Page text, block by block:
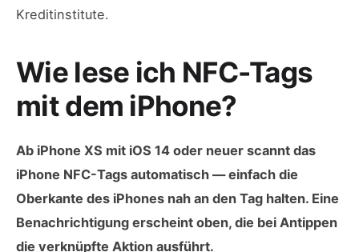
Kreditinstitute.
Wie lese ich NFC-Tags
mit dem iPhone?
Ab iPhone XS mit iOS 14 oder neuer scannt das
iPhone NFC-Tags automatisch — einfach die
Oberkante des iPhones nah an den Tag halten. Eine
Benachrichtigung erscheint oben, die bei Antippen
die verknüpfte Aktion ausführt.